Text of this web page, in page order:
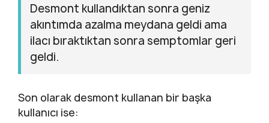
Desmont kullandıktan sonra geniz
akıntımda azalma meydana geldi ama
ilacı bıraktıktan sonra semptomlar geri
geldi.
Son olarak desmont kullanan bir başka
kullanıcı ise: